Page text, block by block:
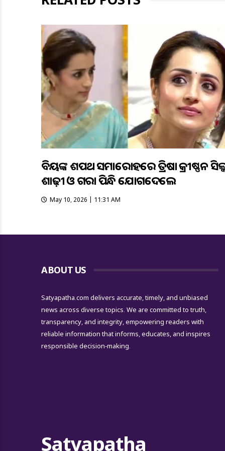
ବିଜୟଙ୍କ ଶପଥ ସମାରୋହରେ ତ୍ରିଷା କ୍ରୀଷ୍ଣନ
ଶାଢ଼ୀ ଓ ଗଜରା ପିନ୍ଧି ଯୋଗଦେଲେ
May 10, 2026 | 11:31 AM
ABOUT US
Satyapatha.com delivers accurate, timely, and unbiased
news across diverse topics. We are committed to truth,
transparency, and integrity, empowering readers with
reliable information that informs, educates, and inspires
responsible decision-making.
Satyapatha